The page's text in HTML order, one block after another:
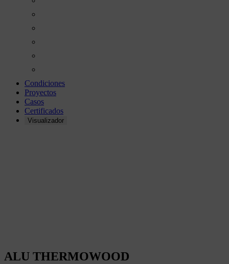
Condiciones
Proyectos
Casos
Certificados
Visualizador
ALU THERMOWOOD